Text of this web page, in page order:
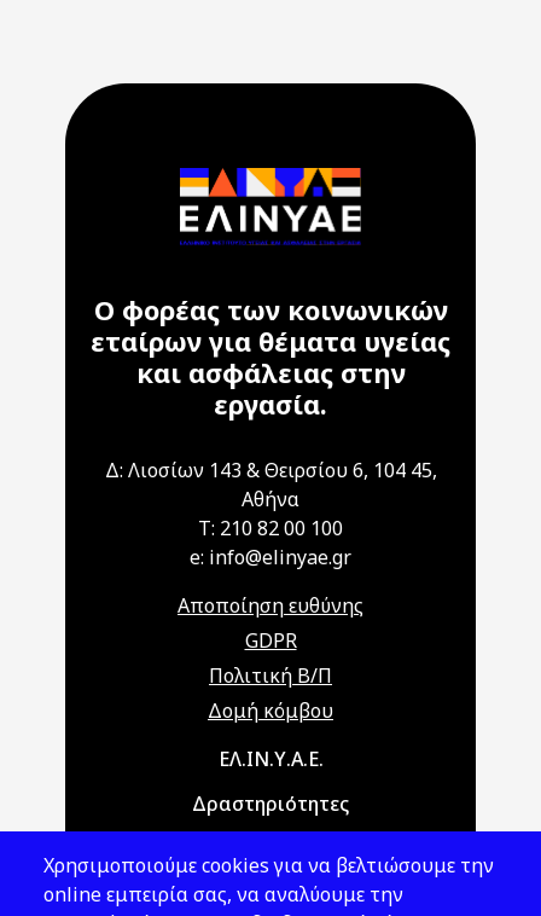
Ο φορέας των κοινωνικών
εταίρων για θέματα υγείας
και ασφάλειας στην
εργασία.
Δ: Λιοσίων 143 & Θειρσίου 6, 104 45,
Αθήνα
T: 210 82 00 100
e: info@elinyae.gr
Αποποίηση ευθύνης
GDPR
Πολιτική Β/Π
Δομή κόμβου
Main navigationΕΛ.ΙΝ.Υ.Α.Ε.
Δραστηριότητες
Νομοθεσία
Χρησιμοποιούμε cookies για να βελτιώσουμε την
online εμπειρία σας, να αναλύουμε την